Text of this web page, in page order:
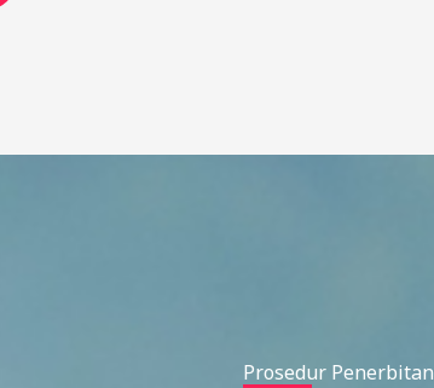
Prosedur Penerbitan